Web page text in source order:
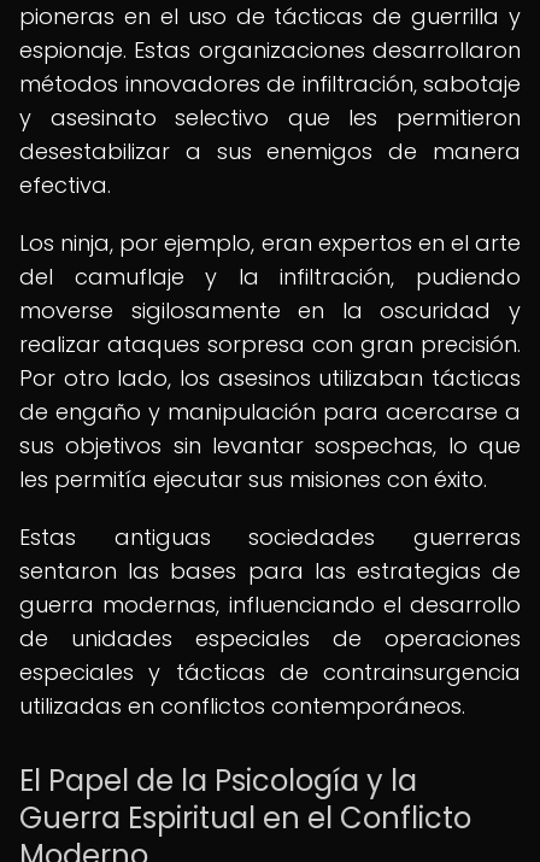
pioneras en el uso de tácticas de guerrilla y
espionaje. Estas organizaciones desarrollaron
métodos innovadores de infiltración, sabotaje
y asesinato selectivo que les permitieron
desestabilizar a sus enemigos de manera
efectiva.
Los ninja, por ejemplo, eran expertos en el arte
del camuflaje y la infiltración, pudiendo
moverse sigilosamente en la oscuridad y
realizar ataques sorpresa con gran precisión.
Por otro lado, los asesinos utilizaban tácticas
de engaño y manipulación para acercarse a
sus objetivos sin levantar sospechas, lo que
les permitía ejecutar sus misiones con éxito.
Estas antiguas sociedades guerreras
sentaron las bases para las estrategias de
guerra modernas, influenciando el desarrollo
de unidades especiales de operaciones
especiales y tácticas de contrainsurgencia
utilizadas en conflictos contemporáneos.
El Papel de la Psicología y la
Guerra Espiritual en el Conflicto